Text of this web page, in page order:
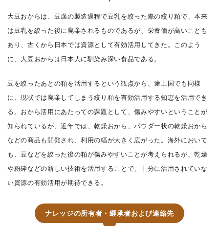
大豆おからは、豆腐の製造過程で豆乳を絞った際の絞り粕で、本来
は豆乳を絞った後に廃棄されるものであるが、栄養価が高いことも
あり、古くから日本では資源として有効活用してきた。このよう
に、大豆おからは日本人に馴染み深い食品である。
豆を絞ったあとの粕を活用するという観点から、途上国でも同様
に、現状では廃棄してしまう絞り粕を有効活用する知恵を活用でき
る。おから活用にあたっての課題として、傷みやすいということが
知られているが、近年では、乾燥おから、パウダー状の乾燥おから
などの商品も開発され、利用の幅が大きく広がった。海外において
も、豆などを絞った後の粕が傷みやすいことが考えられるが、乾燥
や粉砕などの新しい技術を活用することで、十分に活用されていな
い資源の有効活用が期待できる。
ナレッジの所有者・継承者および連絡先